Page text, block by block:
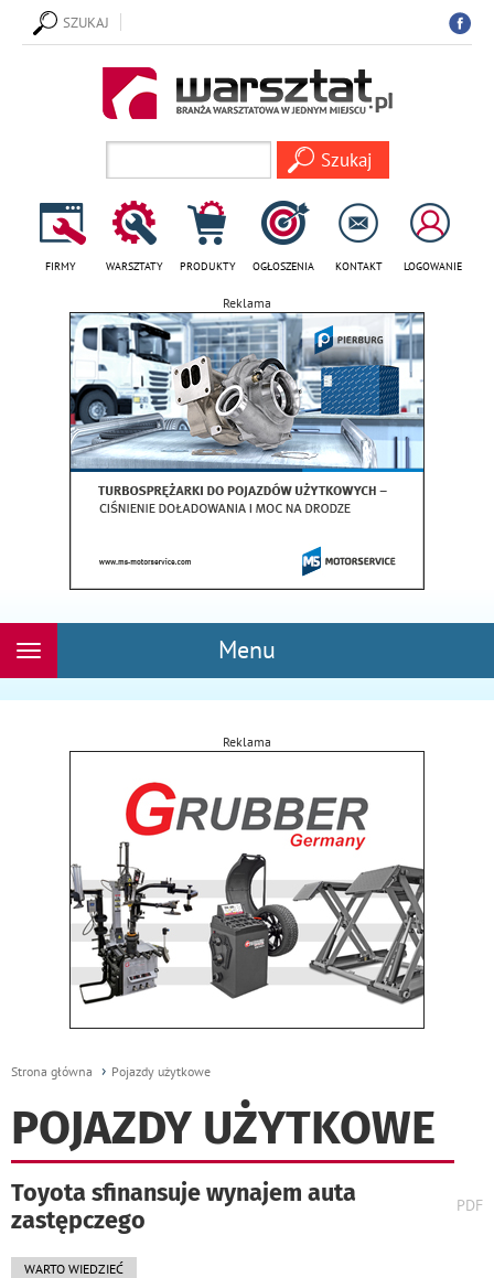
SZUKAJ
FIRMY WARSZTATY PRODUKTY OGŁOSZENIA KONTAKT LOGOWANIE
Reklama
Menu
Rozwiń
Reklama
Strona główna Pojazdy użytkowe
POJAZDY UŻYTKOWE
Toyota sfinansuje wynajem auta
zastępczego
PDF
WARTO WIEDZIEĆ